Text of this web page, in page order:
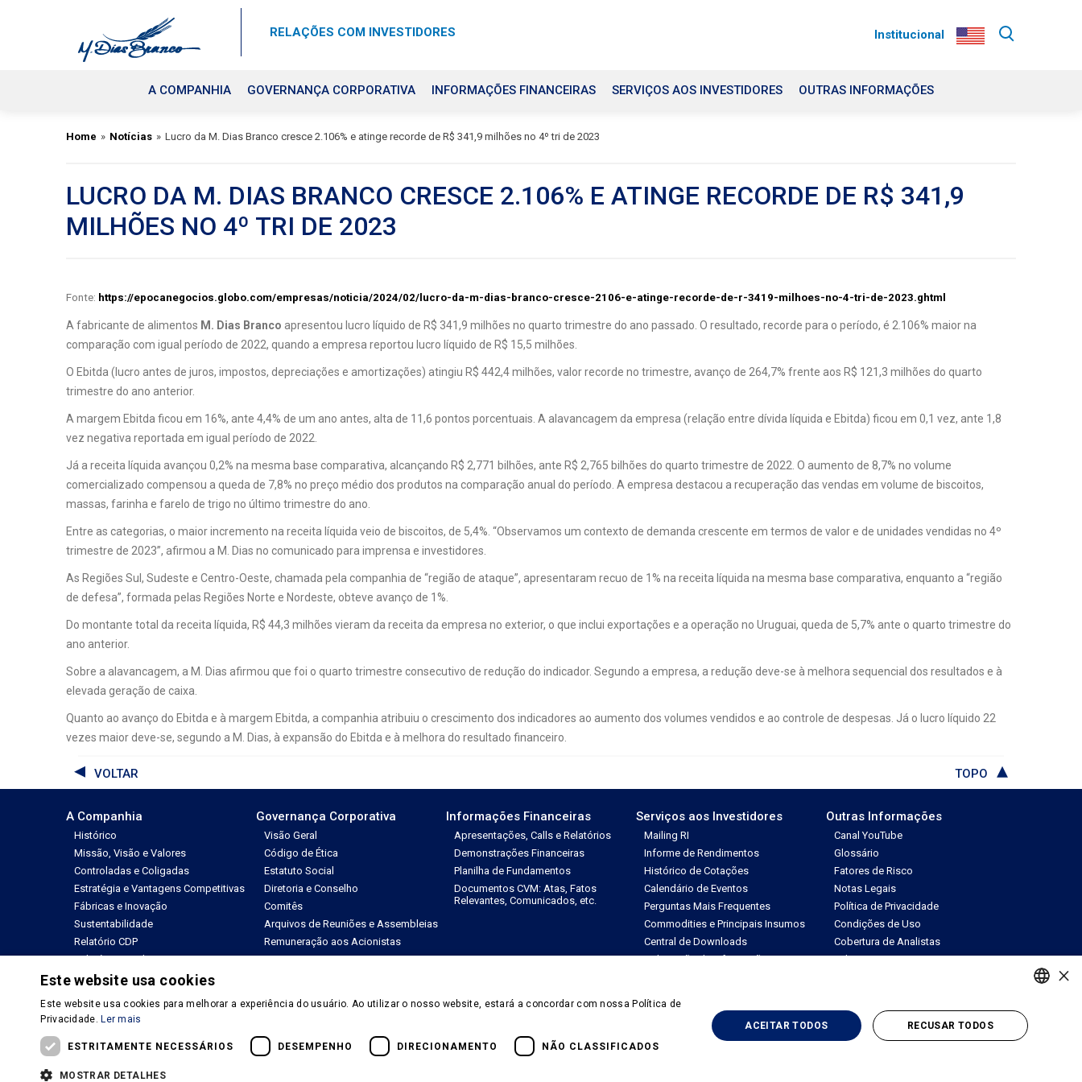
RELAÇÕES COM INVESTIDORES Institucional
A COMPANHIA GOVERNANÇA CORPORATIVA INFORMAÇÕES FINANCEIRAS SERVIÇOS AOS INVESTIDORES OUTRAS INFORMAÇÕES
Home » Notícias » Lucro da M. Dias Branco cresce 2.106% e atinge recorde de R$ 341,9 milhões no 4º tri de 2023
LUCRO DA M. DIAS BRANCO CRESCE 2.106% E ATINGE RECORDE DE R$ 341,9
MILHÕES NO 4º TRI DE 2023
Fonte: https://epocanegocios.globo.com/empresas/noticia/2024/02/lucro-da-m-dias-branco-cresce-2106-e-atinge-recorde-de-r-3419-milhoes-no-4-tri-de-2023.ghtml
A fabricante de alimentos M. Dias Branco apresentou lucro líquido de R$ 341,9 milhões no quarto trimestre do ano passado. O resultado, recorde para o período, é 2.106% maior na
comparação com igual período de 2022, quando a empresa reportou lucro líquido de R$ 15,5 milhões.
O Ebitda (lucro antes de juros, impostos, depreciações e amortizações) atingiu R$ 442,4 milhões, valor recorde no trimestre, avanço de 264,7% frente aos R$ 121,3 milhões do quarto
trimestre do ano anterior.
A margem Ebitda ficou em 16%, ante 4,4% de um ano antes, alta de 11,6 pontos porcentuais. A alavancagem da empresa (relação entre dívida líquida e Ebitda) ficou em 0,1 vez, ante 1,8
vez negativa reportada em igual período de 2022.
Já a receita líquida avançou 0,2% na mesma base comparativa, alcançando R$ 2,771 bilhões, ante R$ 2,765 bilhões do quarto trimestre de 2022. O aumento de 8,7% no volume
comercializado compensou a queda de 7,8% no preço médio dos produtos na comparação anual do período. A empresa destacou a recuperação das vendas em volume de biscoitos,
massas, farinha e farelo de trigo no último trimestre do ano.
Entre as categorias, o maior incremento na receita líquida veio de biscoitos, de 5,4%. “Observamos um contexto de demanda crescente em termos de valor e de unidades vendidas no 4º
trimestre de 2023”, afirmou a M. Dias no comunicado para imprensa e investidores.
As Regiões Sul, Sudeste e Centro-Oeste, chamada pela companhia de “região de ataque”, apresentaram recuo de 1% na receita líquida na mesma base comparativa, enquanto a “região
de defesa”, formada pelas Regiões Norte e Nordeste, obteve avanço de 1%.
Do montante total da receita líquida, R$ 44,3 milhões vieram da receita da empresa no exterior, o que inclui exportações e a operação no Uruguai, queda de 5,7% ante o quarto trimestre do
ano anterior.
Sobre a alavancagem, a M. Dias afirmou que foi o quarto trimestre consecutivo de redução do indicador. Segundo a empresa, a redução deve-se à melhora sequencial dos resultados e à
elevada geração de caixa.
Quanto ao avanço do Ebitda e à margem Ebitda, a companhia atribuiu o crescimento dos indicadores ao aumento dos volumes vendidos e ao controle de despesas. Já o lucro líquido 22
vezes maior deve-se, segundo a M. Dias, à expansão do Ebitda e à melhora do resultado financeiro.
VOLTAR TOPO
A Companhia
Histórico
Missão, Visão e Valores
Controladas e Coligadas
Estratégia e Vantagens Competitivas
Fábricas e Inovação
Sustentabilidade
Relatório CDP
Relatório Anual
Governança Corporativa
Visão Geral
Código de Ética
Estatuto Social
Diretoria e Conselho
Comitês
Arquivos de Reuniões e Assembleias
Remuneração aos Acionistas
Regimentos
Informações Financeiras
Apresentações, Calls e Relatórios
Demonstrações Financeiras
Planilha de Fundamentos
Documentos CVM: Atas, Fatos
Relevantes, Comunicados, etc.
Serviços aos Investidores
Mailing RI
Informe de Rendimentos
Histórico de Cotações
Calendário de Eventos
Perguntas Mais Frequentes
Commodities e Principais Insumos
Central de Downloads
Solicitação de Informações
Outras Informações
Canal YouTube
Glossário
Fatores de Risco
Notas Legais
Política de Privacidade
Condições de Uso
Cobertura de Analistas
Fale com RI
© Copyright 2026 - M. Dias Branco - Todos os direitos reservados
Termos e Condições de Uso
Powered by
PORTUGUESE
×
Este website usa cookies
Este website usa cookies para melhorar a experiência do usuário. Ao utilizar o nosso website, estará a concordar com nossa Política de
Privacidade. Ler mais
ESTRITAMENTE NECESSÁRIOS DESEMPENHO DIRECIONAMENTO NÃO CLASSIFICADOS
MOSTRAR DETALHES
ACEITAR TODOS RECUSAR TODOS